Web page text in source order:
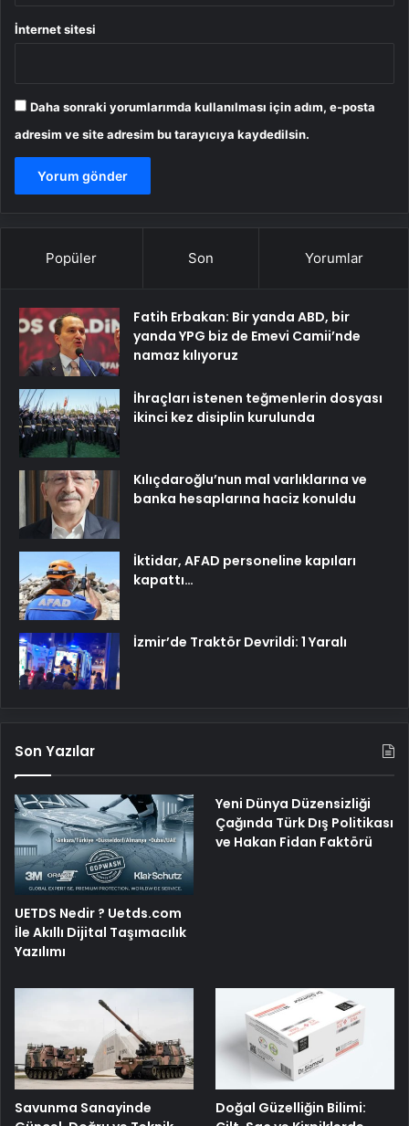
İnternet sitesi
Daha sonraki yorumlarımda kullanılması için adım, e-posta
adresim ve site adresim bu tarayıcıya kaydedilsin.
Popüler Son Yorumlar
Fatih Erbakan: Bir yanda ABD, bir
yanda YPG biz de Emevi Camii’nde
namaz kılıyoruz
İhraçları istenen teğmenlerin dosyası
ikinci kez disiplin kurulunda
Kılıçdaroğlu’nun mal varlıklarına ve
banka hesaplarına haciz konuldu
İktidar, AFAD personeline kapıları
kapattı…
İzmir’de Traktör Devrildi: 1 Yaralı
Son Yazılar
UETDS Nedir ? Uetds.com
İle Akıllı Dijital Taşımacılık
Yazılımı
Yeni Dünya Düzensizliği
Çağında Türk Dış Politikası
ve Hakan Fidan Faktörü
Savunma Sanayinde
Doğal Güzelliğin Bilimi: